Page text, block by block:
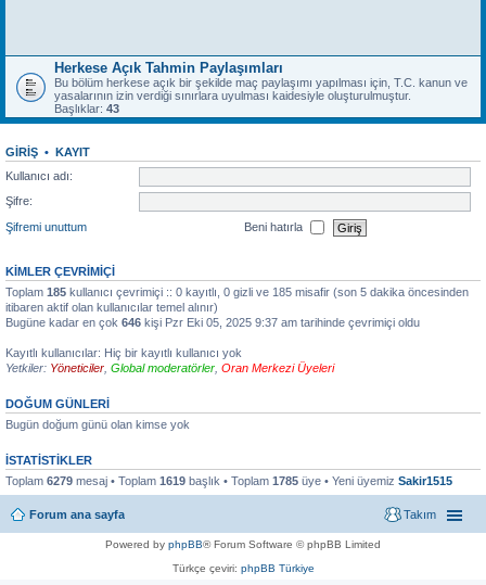
Herkese Açık Tahmin Paylaşımları
Bu bölüm herkese açık bir şekilde maç paylaşımı yapılması için, T.C. kanun ve
yasalarının izin verdiği sınırlara uyulması kaidesiyle oluşturulmuştur.
Başlıklar: 43
GIRIŞ •
KAYIT
Kullanıcı adı:
Şifre:
Şifremi unuttum
Beni hatırla
KIMLER ÇEVRIMIÇI
Toplam 185 kullanıcı çevrimiçi :: 0 kayıtlı, 0 gizli ve 185 misafir (son 5 dakika öncesinden
itibaren aktif olan kullanıcılar temel alınır)
Bugüne kadar en çok 646 kişi Pzr Eki 05, 2025 9:37 am tarihinde çevrimiçi oldu
Kayıtlı kullanıcılar: Hiç bir kayıtlı kullanıcı yok
Yetkiler: Yöneticiler Global moderatörler Oran Merkezi Üyeleri
DOĞUM GÜNLERI
Bugün doğum günü olan kimse yok
İSTATISTIKLER
Toplam 6279 mesaj • Toplam 1619 başlık • Toplam 1785 üye • Yeni üyemiz Sakir1515
Forum ana sayfa Takım
Powered by phpBB® Forum Software © phpBB Limited
Türkçe çeviri: phpBB Türkiye